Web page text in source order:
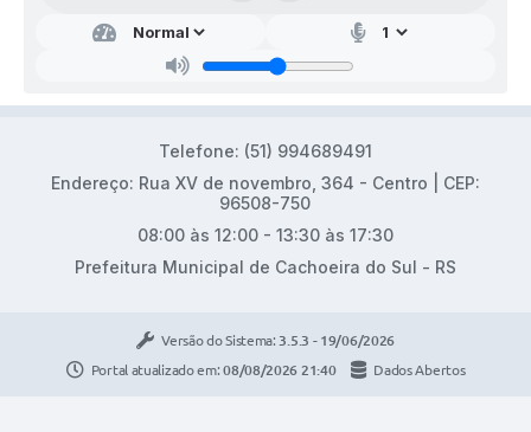
Telefone: (51) 994689491
Endereço: Rua XV de novembro, 364 - Centro | CEP:
96508-750
08:00 às 12:00 - 13:30 às 17:30
Prefeitura Municipal de Cachoeira do Sul - RS
Versão do Sistema: 3.5.3 - 19/06/2026
Portal atualizado em:08/08/2026 21:40 Dados Abertos